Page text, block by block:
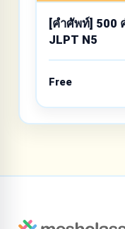
[คำศัพท์] 500
JLPT N5
Free